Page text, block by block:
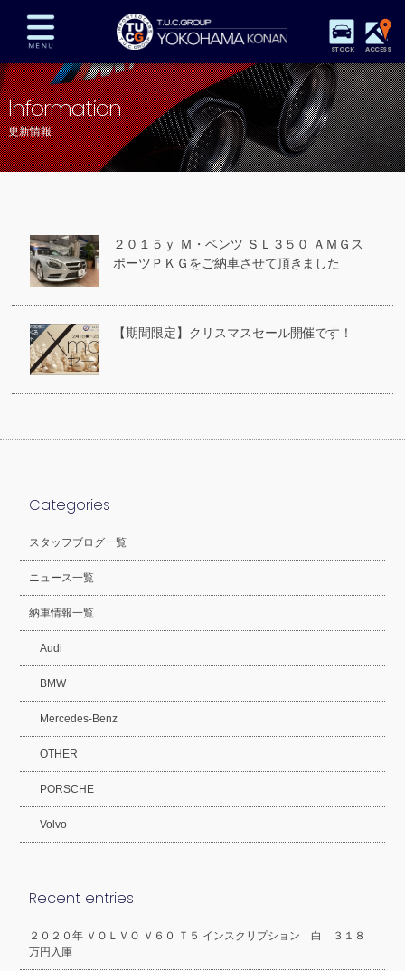
STOCK ACCESS
在庫車両情報 保証&サービス パーツリスト
TUCとは？ 店舗情報 アクセスマップ
全国納車 特別作業 注文販売
プライバシーポリシー スタッフblog 納車blog
Information
更新情報
２０１５ｙ Ｍ・ベンツ ＳＬ３５０ ＡＭＧス
ポーツＰＫＧをご納車させて頂きました
【期間限定】クリスマスセール開催です！
Categories
スタッフブログ一覧
ニュース一覧
納車情報一覧
Audi
BMW
Mercedes-Benz
OTHER
PORSCHE
Volvo
Recent entries
２０２０年 ＶＯＬＶＯ Ｖ６０ Ｔ５ インスクリプション 白 ３１８
万円入庫